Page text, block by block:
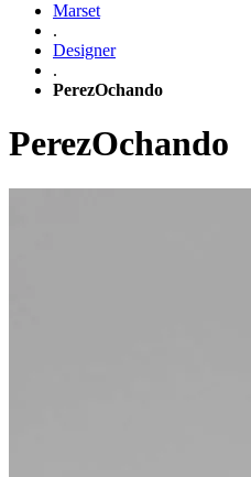
Marset
.
Designer
.
PerezOchando
PerezOchando